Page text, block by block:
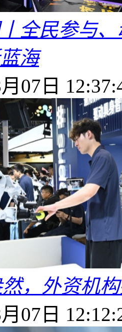
全民参与
海
07日
，外资机
07日